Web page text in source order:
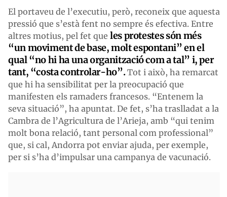
El portaveu de l’executiu, però, reconeix que aquesta
pressió que s’està fent no sempre és efectiva. Entre
altres motius, pel fet que les protestes són més
“un moviment de base, molt espontani” en el
qual “no hi ha una organització com a tal” i, per
tant, “costa controlar-ho”.Tot i això, ha remarcat
que hi ha sensibilitat per la preocupació que
manifesten els ramaders francesos. “Entenem la
seva situació”, ha apuntat. De fet, s’ha traslladat a la
Cambra de l’Agricultura de l’Arieja, amb “qui tenim
molt bona relació, tant personal com professional”
que, si cal, Andorra pot enviar ajuda, per exemple,
per si s’ha d’impulsar una campanya de vacunació.